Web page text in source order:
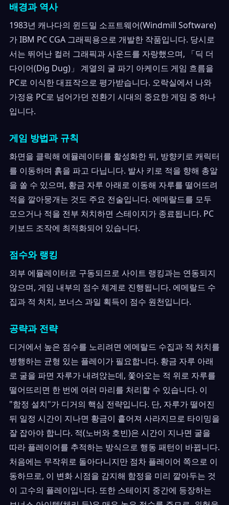
배경과 역사
1983년 캐나다의 윈드밀 소프트웨어(Windmill Software)
가 IBM PC CGA 그래픽용으로 개발한 작품입니다. 당시로
서는 뛰어난 컬러 그래픽과 사운드를 자랑했으며, 「딕 더
다이어(Dig Dug)」 계열의 굴 파기 아케이드 게임 흐름을
PC로 이식한 대표작으로 평가받습니다. 오락실에서 나와
가정용 PC로 넘어가던 전환기 시대의 중요한 게임 중 하나
입니다.
게임 방법과 규칙
화면을 클릭해 에뮬레이터를 활성화한 뒤, 방향키로 캐릭터
를 이동하며 흙을 파고 다닙니다. 발사 키로 적을 향해 총알
을 쏠 수 있으며, 황금 자루 아래로 이동해 자루를 떨어뜨려
적을 깔아뭉개는 것도 주요 전술입니다. 에메랄드를 모두
모으거나 적을 전부 처치하면 스테이지가 종료됩니다. PC
키보드 조작에 최적화되어 있습니다.
점수와 랭킹
외부 에뮬레이터로 구동되므로 사이트 랭킹과는 연동되지
않으며, 게임 내부의 점수 체계로 진행됩니다. 에메랄드 수
집과 적 처치, 보너스 과일 획득이 점수 원천입니다.
공략과 전략
디거에서 높은 점수를 노리려면 에메랄드 수집과 적 처치를
병행하는 균형 있는 플레이가 필요합니다. 황금 자루 아래
로 굴을 파면 자루가 내려앉는데, 쫓아오는 적 위로 자루를
떨어뜨리면 한 번에 여러 마리를 처리할 수 있습니다. 이
"함정 설치"가 디거의 핵심 전략입니다. 단, 자루가 떨어진
뒤 일정 시간이 지나면 황금이 흩어져 사라지므로 타이밍을
잘 잡아야 합니다. 적(노버와 호빈)은 시간이 지나면 굴을
따라 플레이어를 추적하는 방식으로 행동 패턴이 바뀝니다.
처음에는 무작위로 돌아다니지만 점차 플레이어 쪽으로 이
동하므로, 이 변화 시점을 감지해 함정을 미리 깔아두는 것
이 고수의 플레이입니다. 또한 스테이지 중간에 등장하는